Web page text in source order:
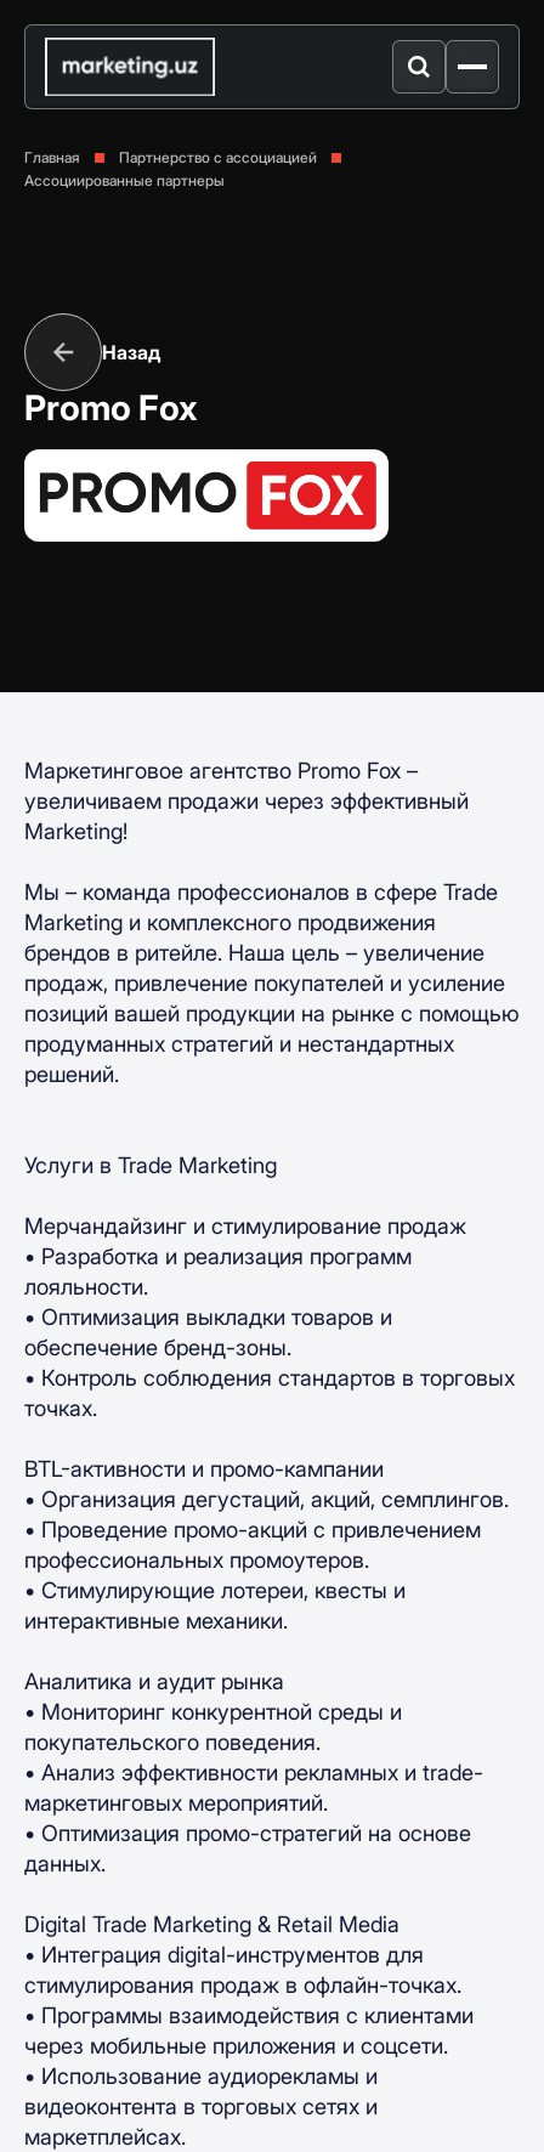
Главная
Партнерство с ассоциацией
Ассоциированные партнеры
Назад
Promo Fox
Маркетинговое агентство Promo Fox –
увеличиваем продажи через эффективный
Marketing!
Мы – команда профессионалов в сфере Trade
Marketing и комплексного продвижения
брендов в ритейле. Наша цель – увеличение
продаж, привлечение покупателей и усиление
позиций вашей продукции на рынке с помощью
продуманных стратегий и нестандартных
решений.
Услуги в Trade Marketing
Мерчандайзинг и стимулирование продаж
• Разработка и реализация программ
лояльности.
• Оптимизация выкладки товаров и
обеспечение бренд-зоны.
• Контроль соблюдения стандартов в торговых
точках.
BTL-активности и промо-кампании
• Организация дегустаций, акций, семплингов.
• Проведение промо-акций с привлечением
профессиональных промоутеров.
• Стимулирующие лотереи, квесты и
интерактивные механики.
Аналитика и аудит рынка
• Мониторинг конкурентной среды и
покупательского поведения.
• Анализ эффективности рекламных и trade-
маркетинговых мероприятий.
• Оптимизация промо-стратегий на основе
данных.
Digital Trade Marketing & Retail Media
• Интеграция digital-инструментов для
стимулирования продаж в офлайн-точках.
• Программы взаимодействия с клиентами
через мобильные приложения и соцсети.
• Использование аудиорекламы и
видеоконтента в торговых сетях и
маркетплейсах.